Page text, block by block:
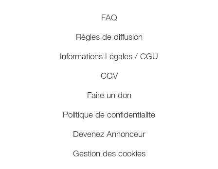
FAQ
Règles de diffusion
Informations Légales / CGU
CGV
Faire un don
Politique de confidentialité
Devenez Annonceur
Gestion des cookies